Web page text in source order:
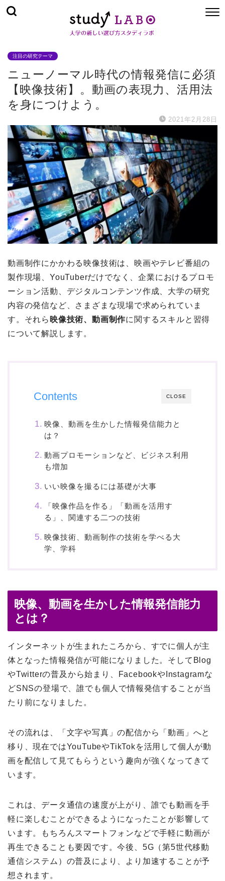
注目の研究テーマ
ニューノーマル時代の情報発信に必須
【映像技術】。動画の表現力、活用法
を身につけよう。
2021年2月28日
動画制作にかかわる映像技術は、映画やテレビ番組の
製作現場、YouTuberだけでなく、企業におけるプロモ
ーション活動、デジタルコンテンツ作成、大学の研究
内容の発信など、さまざまな現場で求められていま
す。それら 映像技術、動画制作に関するスキルと習得
について解説します。
CLOSE
Contents
映像、動画を生かした情報発信能力と
は？
動画プロモーションなど、ビジネス利用
も増加
いい映像を撮るには基礎が大事
「映像作品を作る」「動画を活用す
る」、関連する二つの技術
映像技術、動画制作の技術を学べる大
学、学科
映像、動画を生かした情報発信能力
とは？
インターネットが生まれたころから、すでに個人が主
体となった情報発信が可能になりました。そしてBlog
やTwitterの普及から始まり、FacebookやInstagramな
どSNSの登場で、誰でも個人で情報発信することが当
たり前になりました。
その流れは、「文字や写真」の配信から「動画」へと
移り、現在ではYouTubeやTikTokを活用して個人が動
画を配信して見てもらうという趣向が強くなってきて
います。
これは、データ通信の速度が上がり、誰でも動画を手
軽に楽しむことができるようになったことが影響して
います。もちろんスマートフォンなどで手軽に動画が
再生できることも要因です。今後、5G（第5世代移動
通信システム）の普及により、より加速することが予
想されます。